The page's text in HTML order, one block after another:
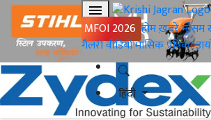
MFOI 2026 होमख़बरेंमौसम
गैलरीवीडियोमासिक पत्रिका
हिंदी